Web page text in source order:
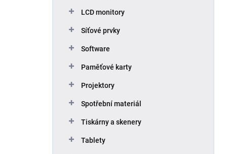
LCD monitory
Síťové prvky
Software
Paměťové karty
Projektory
Spotřební materiál
Tiskárny a skenery
Tablety